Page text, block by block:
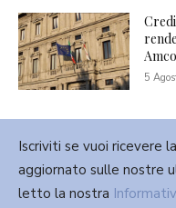
Amco
5
Iscriviti se vuoi ricevere
aggiornato sulle nostre
letto la nostra